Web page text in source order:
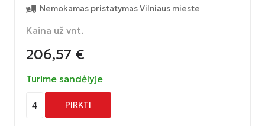
Nemokamas pristatymas Vilniaus mieste
Kaina už vnt.
206,57 €
Turime sandėlyje
4 PIRKTI